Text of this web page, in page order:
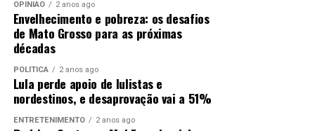
OPINIÃO 2 anos ago
Envelhecimento e pobreza: os desafios
de Mato Grosso para as próximas
décadas
POLÍTICA 2 anos ago
Lula perde apoio de lulistas e
nordestinos, e desaprovação vai a 51%
ENTRETENIMENTO 2 anos ago